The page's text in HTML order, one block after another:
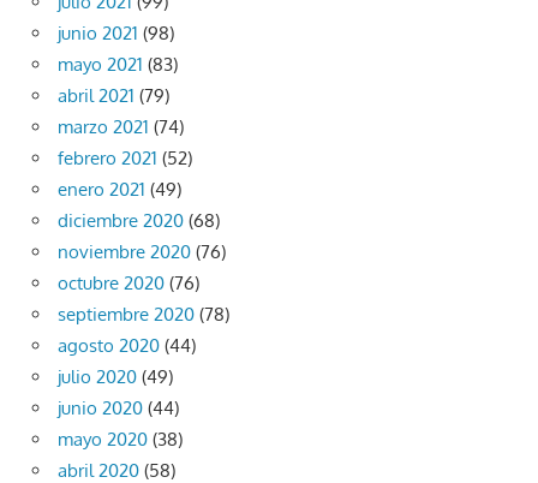
junio 2021 (98)
mayo 2021 (83)
abril 2021 (79)
marzo 2021 (74)
febrero 2021 (52)
enero 2021 (49)
diciembre 2020 (68)
noviembre 2020 (76)
octubre 2020 (76)
septiembre 2020 (78)
agosto 2020 (44)
julio 2020 (49)
junio 2020 (44)
mayo 2020 (38)
abril 2020 (58)